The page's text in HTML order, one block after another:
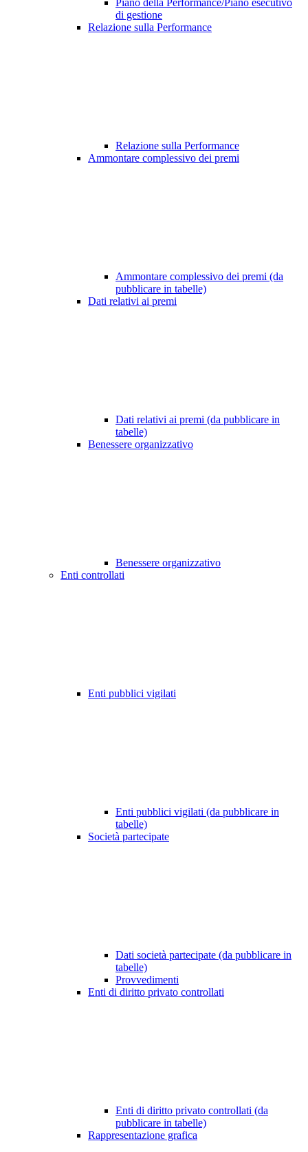
Piano della Performance/Piano esecutivo
di gestione
Relazione sulla Performance
Relazione sulla Performance
Ammontare complessivo dei premi
Ammontare complessivo dei premi (da
pubblicare in tabelle)
Dati relativi ai premi
Dati relativi ai premi (da pubblicare in
tabelle)
Benessere organizzativo
Benessere organizzativo
Enti controllati
Enti pubblici vigilati
Enti pubblici vigilati (da pubblicare in
tabelle)
Società partecipate
Dati società partecipate (da pubblicare in
tabelle)
Provvedimenti
Enti di diritto privato controllati
Enti di diritto privato controllati (da
pubblicare in tabelle)
Rappresentazione grafica